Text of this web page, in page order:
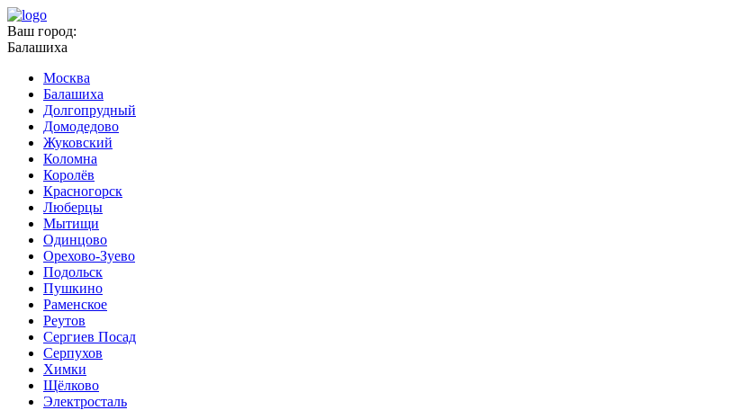
Ваш город:
Балашиха
Москва
Балашиха
Долгопрудный
Домодедово
Жуковский
Коломна
Королёв
Красногорск
Люберцы
Мытищи
Одинцово
Орехово-Зуево
Подольск
Пушкино
Раменское
Реутов
Сергиев Посад
Серпухов
Химки
Щёлково
Электросталь